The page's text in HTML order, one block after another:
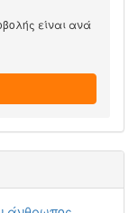
είναι ανά